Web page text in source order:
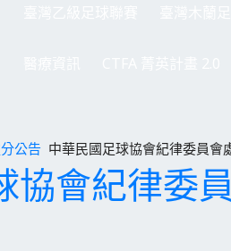
公告 中華民國足球協會紀律委員會
協會紀律委